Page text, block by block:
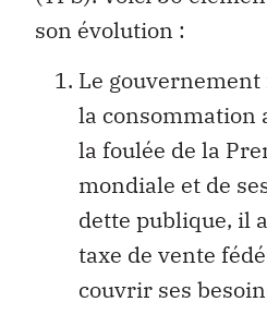
son évolution :
Le
la consommation
la foulée de la
mondiale et de
dette publique, il
taxe de vente
couvrir ses